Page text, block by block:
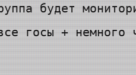
будет
госы + немного